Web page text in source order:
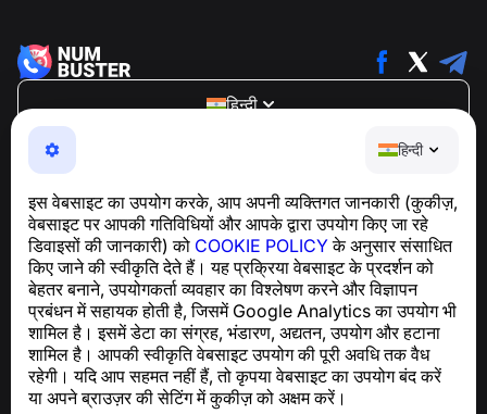
हिन्दी
इस वेबसाइट का उपयोग करके, आप अपनी व्यक्तिगत जानकारी (कुकीज़,
वेबसाइट पर आपकी गतिविधियों और आपके द्वारा उपयोग किए जा रहे
डिवाइसों की जानकारी) को COOKIE POLICYके अनुसार संसाधित
किए जाने की स्वीकृति देते हैं। यह प्रक्रिया वेबसाइट के प्रदर्शन को
बेहतर बनाने, उपयोगकर्ता व्यवहार का विश्लेषण करने और विज्ञापन
प्रबंधन में सहायक होती है, जिसमें Google Analytics का उपयोग भी
शामिल है। इसमें डेटा का संग्रह, भंडारण, अद्यतन, उपयोग और हटाना
शामिल है। आपकी स्वीकृति वेबसाइट उपयोग की पूरी अवधि तक वैध
रहेगी। यदि आप सहमत नहीं हैं, तो कृपया वेबसाइट का उपयोग बंद करें
या अपने ब्राउज़र की सेटिंग में कुकीज़ को अक्षम करें।
हिन्दी
NumBuster © 2013—2026 ·
support@numbuster.com
एक उपयोग में आसान ऐप जो आपको फोन घोटालों, स्पैम और अवांछित संदेशों
GDPR अनुपालन से संबंधित पूछताछ के लिए:
support@numbuster.com
सहायता केंद्र
समाचार और लेख
परियोजना के बारे में
संपर्क